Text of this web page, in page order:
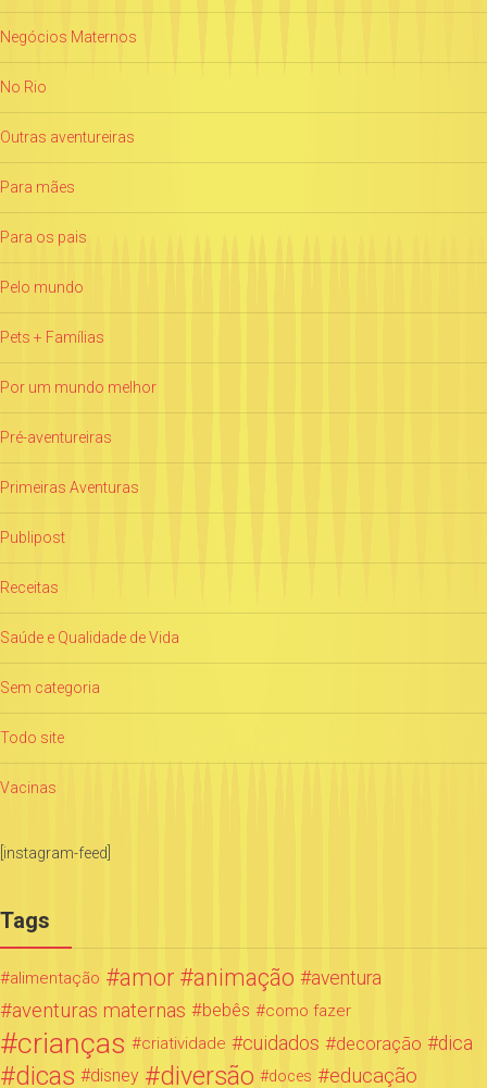
Negócios Maternos
No Rio
Outras aventureiras
Para mães
Para os pais
Pelo mundo
Pets + Famílias
Por um mundo melhor
Pré-aventureiras
Primeiras Aventuras
Publipost
Receitas
Saúde e Qualidade de Vida
Sem categoria
Todo site
Vacinas
[instagram-feed]
Tags
alimentação amor animação aventura
aventuras maternas bebês como fazer
crianças criatividade cuidados decoração dica
dicas disney diversão doces educação